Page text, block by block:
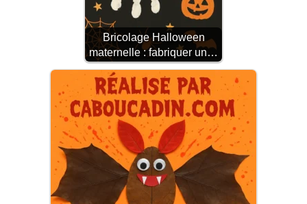
Bricolage Halloween
maternelle : fabriquer un…